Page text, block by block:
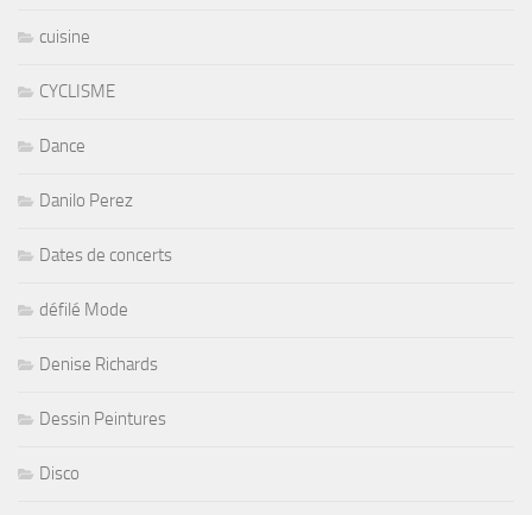
cuisine
CYCLISME
Dance
Danilo Perez
Dates de concerts
défilé Mode
Denise Richards
Dessin Peintures
Disco